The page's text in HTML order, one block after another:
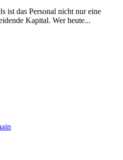
ist das Personal nicht nur eine
Kapital. Wer heute...